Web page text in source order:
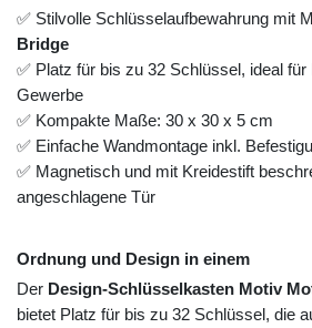
✅ Stilvolle Schlüsselaufbewahrung mit
Bridge
✅ Platz für bis zu 32 Schlüssel, ideal
Gewerbe
✅ Kompakte Maße: 30 x 30 x 5 cm
✅ Einfache Wandmontage inkl.
✅ Magnetisch und mit Kreidestift
angeschlagene Tür
Ordnung und Design in einem
Der Design-Schlüsselkasten Motiv
bietet Platz für bis zu 32 Schlüssel, die